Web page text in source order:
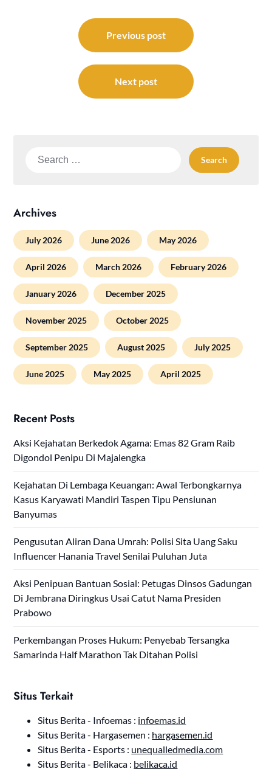
navigation
Previous post
Next post
Search
Archives
July 2026 June 2026 May 2026
April 2026 March 2026 February 2026
January 2026 December 2025
November 2025 October 2025
September 2025 August 2025 July 2025
June 2025 May 2025 April 2025
Recent Posts
Aksi Kejahatan Berkedok Agama: Emas 82 Gram Raib
Digondol Penipu Di Majalengka
Kejahatan Di Lembaga Keuangan: Awal Terbongkarnya
Kasus Karyawati Mandiri Taspen Tipu Pensiunan
Banyumas
Pengusutan Aliran Dana Umrah: Polisi Sita Uang Saku
Influencer Hanania Travel Senilai Puluhan Juta
Aksi Penipuan Bantuan Sosial: Petugas Dinsos Gadungan
Di Jembrana Diringkus Usai Catut Nama Presiden
Prabowo
Perkembangan Proses Hukum: Penyebab Tersangka
Samarinda Half Marathon Tak Ditahan Polisi
Situs Terkait
Situs Berita - Infoemas : infoemas.id
Situs Berita - Hargasemen : hargasemen.id
Situs Berita - Esports : unequalledmedia.com
Situs Berita - Belikaca : belikaca.id